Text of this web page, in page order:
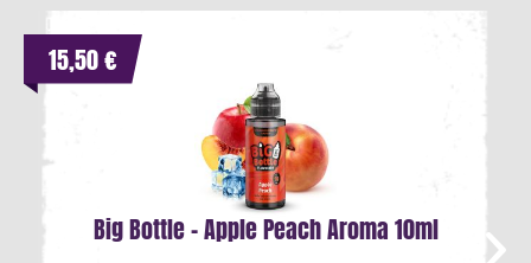
Big Bottle - Apple Peach Aroma 10ml
15,50 €